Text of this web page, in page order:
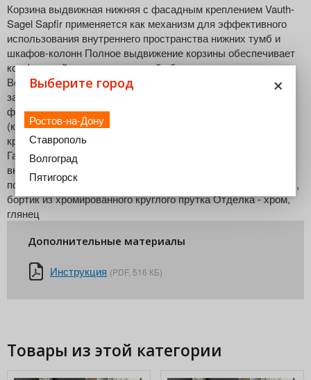
Корзина выдвижная нижняя с фасадным креплением Vauth-
Sagel Sapfir применяется как механизм для эффективного
использования внутреннего пространства нижних тумб и
шкафов-колонн Полное выдвижение корзины обеспечивает
комфортный доступ и отличный обзор содержимого
Встроенный демпфер гарантирует мягкое равномерное
задвижение корзины Удобная регулировка положения
фасада в трех плоскостях Габариты нижней корзины
(крепится к фасаду): высота - 145 мм (с фасадным
креплением 180мм), ширина - 388 мм, глубина - 487 мм
Габаритная ширина корпуса - 450 мм Минимальная
внутренняя глубина корпуса - от 515 мм Нагрузка на одну
полку до 30 кг Тип корзины - сетка Сапфир Материал: сталь,
бортик из хромированного круглого прутка Отделка - хром,
глянец
Дополнительные материалы
Инструкция (PDF, 516 КБ)
Товары из этой категории
×
Выберите город
Ростов-на-Дону
Ставрополь
Волгоград
Пятигорск